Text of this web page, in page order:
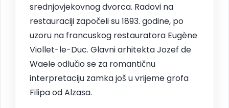
srednjovjekovnog dvorca. Radovi na
restauraciji započeli su 1893. godine, po
uzoru na francuskog restauratora Eugène
Viollet-le-Duc. Glavni arhitekta Jozef de
Waele odlučio se za romantičnu
interpretaciju zamka još u vrijeme grofa
Filipa od Alzasa.